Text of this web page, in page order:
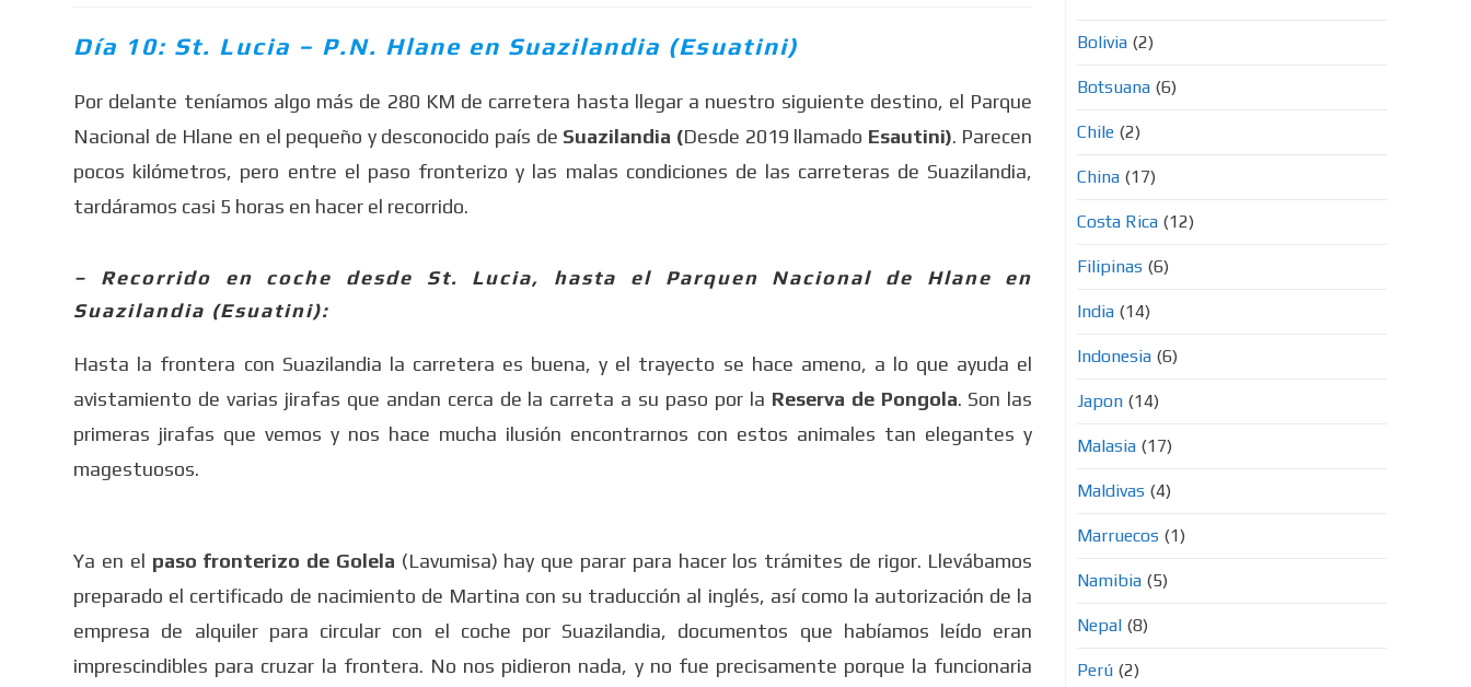
Día 10: St. Lucia – P.N. Hlane en Suazilandia (Esuatini)
Por delante teníamos algo más de 280 KM de carretera hasta llegar a nuestro siguiente destino, el Parque
Nacional de Hlane en el pequeño y desconocido país de Suazilandia (Desde 2019 llamado Esautini). Parecen
pocos kilómetros, pero entre el paso fronterizo y las malas condiciones de las carreteras de Suazilandia,
tardáramos casi 5 horas en hacer el recorrido.
– Recorrido en coche desde St. Lucia, hasta el Parquen Nacional de Hlane en
Suazilandia (Esuatini):
Hasta la frontera con Suazilandia la carretera es buena, y el trayecto se hace ameno, a lo que ayuda el
avistamiento de varias jirafas que andan cerca de la carreta a su paso por la Reserva de Pongola. Son las
primeras jirafas que vemos y nos hace mucha ilusión encontrarnos con estos animales tan elegantes y
magestuosos.
Ya en el paso fronterizo de Golela (Lavumisa) hay que parar para hacer los trámites de rigor. Llevábamos
preparado el certificado de nacimiento de Martina con su traducción al inglés, así como la autorización de la
empresa de alquiler para circular con el coche por Suazilandia, documentos que habíamos leído eran
imprescindibles para cruzar la frontera. No nos pidieron nada, y no fue precisamente porque la funcionaria
Bolivia (2)
Botsuana (6)
Chile (2)
China (17)
Costa Rica (12)
Filipinas (6)
India (14)
Indonesia (6)
Japon (14)
Malasia (17)
Maldivas (4)
Marruecos (1)
Namibia (5)
Nepal (8)
Perú (2)